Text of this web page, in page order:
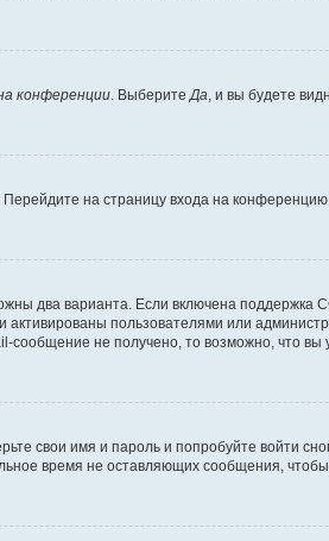
конференции . Выберите Да , и вы будете
на страницу входа на
два варианта. Если включена поддержка
пользователями или
не получено, то возможно, что
свои имя и пароль и попробуйте войти
время не оставляющих сообщения,